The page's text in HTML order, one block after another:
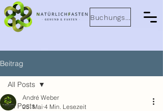
Buchungsanfrage
Beitrag
All Posts
All Posts
André Weber
25. Mai 4 Min. Lesezeit